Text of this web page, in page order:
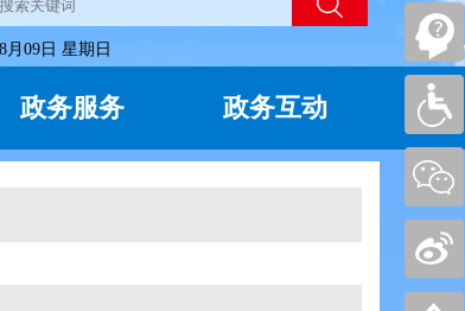
月09日 星期日
政务服务 政务互动